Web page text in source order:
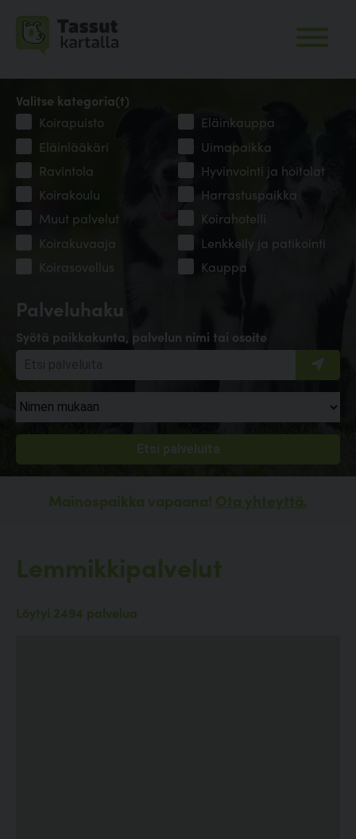
Palveluhaku
Syötä paikkakunta, palvelun nimi tai osoite
Valitse kategoria(t)
Koirapuisto
Eläinkauppa
Eläinlääkäri
Uimapaikka
Ravintola
Hyvinvointi ja hoitolat
Koirakoulu
Harrastuspaikka
Muut palvelut
Koirahotelli
Koirakuvaaja
Lenkkeily ja patikointi
Koirasovellus
Kauppa
Mainospaikka vapaana! Ota yhteyttä.
Lemmikkipalvelut
Löytyi 2494 palvelua